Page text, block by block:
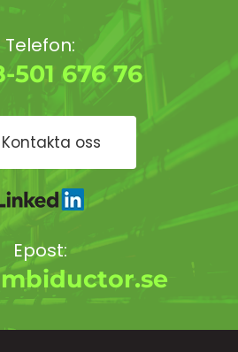
Telefon:
501 676 76
Kontakta oss
Epost: